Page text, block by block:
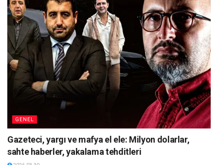
GENEL
Gazeteci, yargı ve mafya el ele: Milyon dolarlar,
sahte haberler, yakalama tehditleri